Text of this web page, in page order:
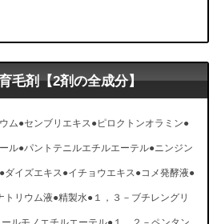
毛剤【2剤の全成分】
ム●センブリエキス●ピロクトンオラミン●
ル●パントテニルエチルエーテル●ニンジン
ダイズエキス●イチョウエキス●コメ発酵液●
リウム液●精製水●１，３－ブチレングリ